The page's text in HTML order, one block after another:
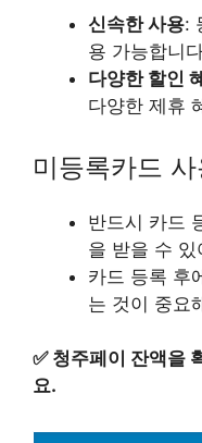
신속한 사용:
용 가능합니
다양한 할인
다양한 제휴
미등록카드
반드시 카드
을 받을 수 있
카드 등록 후
는 것이 중요
✅ 청주페이 잔액을
요.